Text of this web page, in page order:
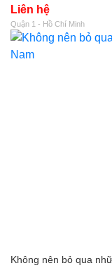
Liên hệ
Quận 1 - Hồ Chí Minh
Không nên bỏ qua